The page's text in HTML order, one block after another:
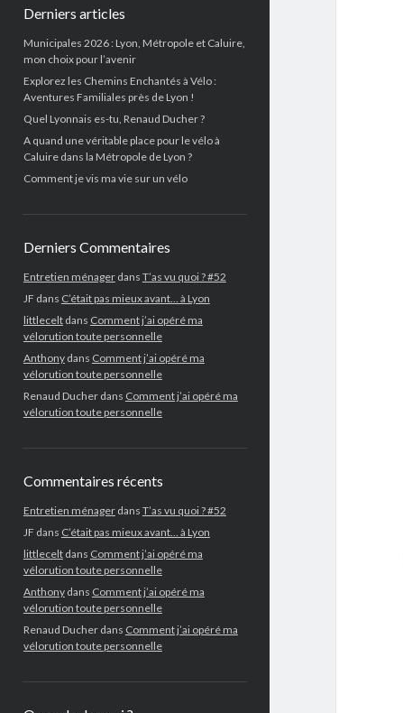
Derniers articles
Municipales 2026 : Lyon, Métropole et Caluire,
mon choix pour l’avenir
Explorez les Chemins Enchantés à Vélo :
Aventures Familiales près de Lyon !
Quel Lyonnais es-tu, Renaud Ducher ?
A quand une véritable place pour le vélo à
Caluire dans la Métropole de Lyon ?
Comment je vis ma vie sur un vélo
Derniers Commentaires
Entretien ménagerdans T’as vu quoi ? #52
JF dans C’était pas mieux avant… à Lyon
littleceltdans Comment j’ai opéré ma
vélorution toute personnelle
Anthonydans Comment j’ai opéré ma
vélorution toute personnelle
Renaud Ducherdans Comment j’ai opéré ma
vélorution toute personnelle
Commentaires récents
Entretien ménagerdans T’as vu quoi ? #52
JF dans C’était pas mieux avant… à Lyon
littleceltdans Comment j’ai opéré ma
vélorution toute personnelle
Anthonydans Comment j’ai opéré ma
vélorution toute personnelle
Renaud Ducherdans Comment j’ai opéré ma
vélorution toute personnelle